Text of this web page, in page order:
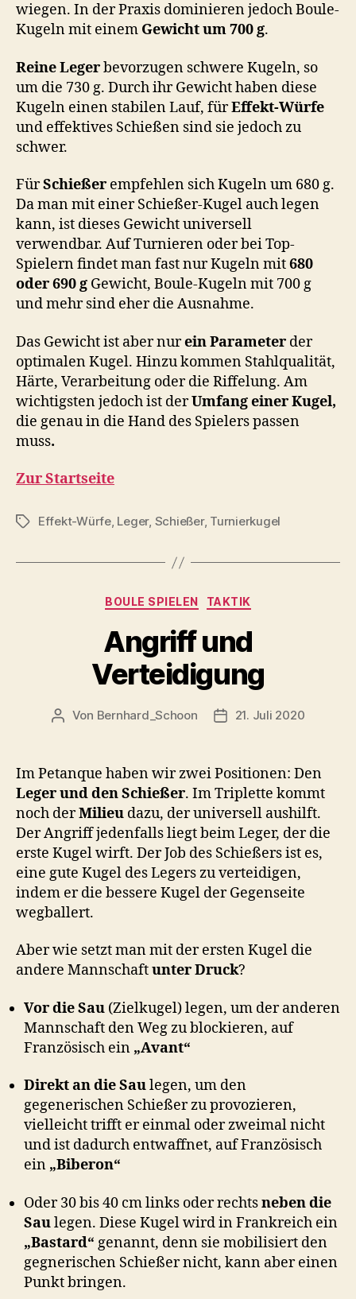
wiegen. In der Praxis dominieren jedoch Boule-
Kugeln mit einem Gewicht um 700 g.
Reine Legerbevorzugen schwere Kugeln, so
um die 730 g. Durch ihr Gewicht haben diese
Kugeln einen stabilen Lauf, fürEffekt-Würfe
und effektives Schießen sind sie jedoch zu
schwer.
FürSchießer empfehlen sich Kugeln um 680 g.
Da man mit einer Schießer-Kugel auch legen
kann, ist dieses Gewicht universell
verwendbar. Auf Turnieren oder bei Top-
Spielern findet man fast nur Kugeln mit680
oder 690 g Gewicht, Boule-Kugeln mit 700 g
und mehr sind eher die Ausnahme.
Das Gewicht ist aber nurein Parameter der
optimalen Kugel. Hinzu kommen Stahlqualität,
Härte, Verarbeitung oder die Riffelung. Am
wichtigsten jedoch ist derUmfang einer Kugel,
die genau in die Hand des Spielers passen
muss.
Zur Startseite
Schlagwörter
Effekt-Würfe, Leger, Schießer, Turnierkugel
Kategorien
BOULE SPIELEN TAKTIK
Angriff und
Verteidigung
Beitragsautor
Von Bernhard_Schoon 21. Juli 2020
Im Petanque haben wir zwei Positionen: Den
Leger und den Schießer. Im Triplette kommt
noch derMilieu dazu, der universell aushilft.
Der Angriff jedenfalls liegt beim Leger, der die
erste Kugel wirft. Der Job des Schießers ist es,
eine gute Kugel des Legers zu verteidigen,
indem er die bessere Kugel der Gegenseite
wegballert.
Aber wie setzt man mit der ersten Kugel die
andere Mannschaftunter Druck?
Vor die Sau (Zielkugel) legen, um der anderen
Mannschaft den Weg zu blockieren, auf
Französisch ein „Avant“
Direkt an die Saulegen, um den
gegenerischen Schießer zu provozieren,
vielleicht trifft er einmal oder zweimal nicht
und ist dadurch entwaffnet, auf Französisch
ein „Biberon“
Oder 30 bis 40 cm links oder rechtsneben die
Saulegen. Diese Kugel wird in Frankreich ein
„Bastard“ genannt, denn sie mobilisiert den
gegnerischen Schießer nicht, kann aber einen
Punkt bringen.